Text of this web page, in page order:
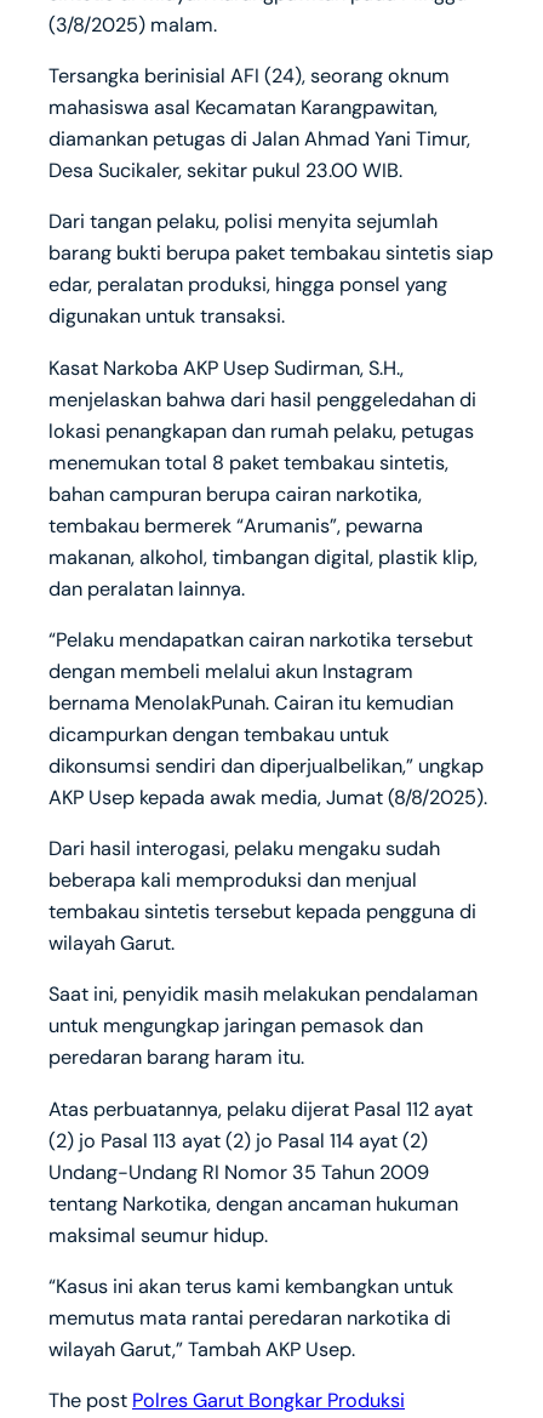
(3/8/2025) malam.
Tersangka berinisial AFI (24), seorang oknum
mahasiswa asal Kecamatan Karangpawitan,
diamankan petugas di Jalan Ahmad Yani Timur,
Desa Sucikaler, sekitar pukul 23.00 WIB.
Dari tangan pelaku, polisi menyita sejumlah
barang bukti berupa paket tembakau sintetis siap
edar, peralatan produksi, hingga ponsel yang
digunakan untuk transaksi.
Kasat Narkoba AKP Usep Sudirman, S.H.,
menjelaskan bahwa dari hasil penggeledahan di
lokasi penangkapan dan rumah pelaku, petugas
menemukan total 8 paket tembakau sintetis,
bahan campuran berupa cairan narkotika,
tembakau bermerek “Arumanis”, pewarna
makanan, alkohol, timbangan digital, plastik klip,
dan peralatan lainnya.
“Pelaku mendapatkan cairan narkotika tersebut
dengan membeli melalui akun Instagram
bernama MenolakPunah. Cairan itu kemudian
dicampurkan dengan tembakau untuk
dikonsumsi sendiri dan diperjualbelikan,” ungkap
AKP Usep kepada awak media, Jumat (8/8/2025).
Dari hasil interogasi, pelaku mengaku sudah
beberapa kali memproduksi dan menjual
tembakau sintetis tersebut kepada pengguna di
wilayah Garut.
Saat ini, penyidik masih melakukan pendalaman
untuk mengungkap jaringan pemasok dan
peredaran barang haram itu.
Atas perbuatannya, pelaku dijerat Pasal 112 ayat
(2) jo Pasal 113 ayat (2) jo Pasal 114 ayat (2)
Undang-Undang RI Nomor 35 Tahun 2009
tentang Narkotika, dengan ancaman hukuman
maksimal seumur hidup.
“Kasus ini akan terus kami kembangkan untuk
memutus mata rantai peredaran narkotika di
wilayah Garut,” Tambah AKP Usep.
The post Polres Garut Bongkar Produksi